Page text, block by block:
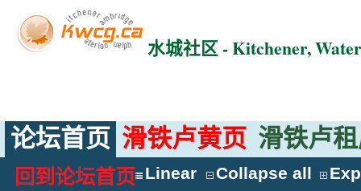
水城社区 - Kitchener,
论坛首页 滑铁卢黄页 滑铁卢
回到论坛首页 Linear Collapse all